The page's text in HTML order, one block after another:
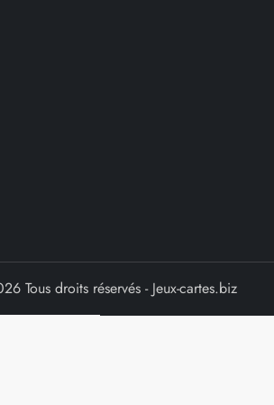
Tous droits réservés - Jeux-cartes.biz